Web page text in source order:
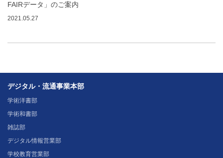
FAIRデータ」のご案内
2021.05.27
デジタル・流通事業本部
学術洋書部
学術和書部
雑誌部
デジタル情報営業部
学校教育営業部